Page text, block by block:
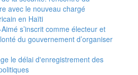
avec le nouveau chargé
en Haïti
s’inscrit comme électeur et
du gouvernement d’organiser
le délai d'enregistrement des